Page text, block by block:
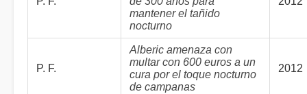
mantener el tañido
nocturno
P. F.
Alberic amenaza con
multar con 600 euros a un
cura por el toque nocturno
de campanas
2012